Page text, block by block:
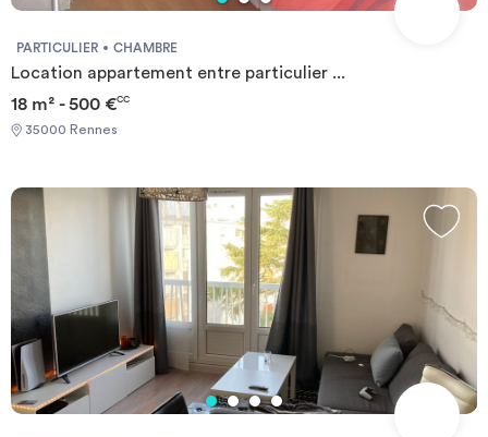
PARTICULIER CHAMBRE
Location appartement entre particulier ...
18 m² - 500 €CC
35000 Rennes